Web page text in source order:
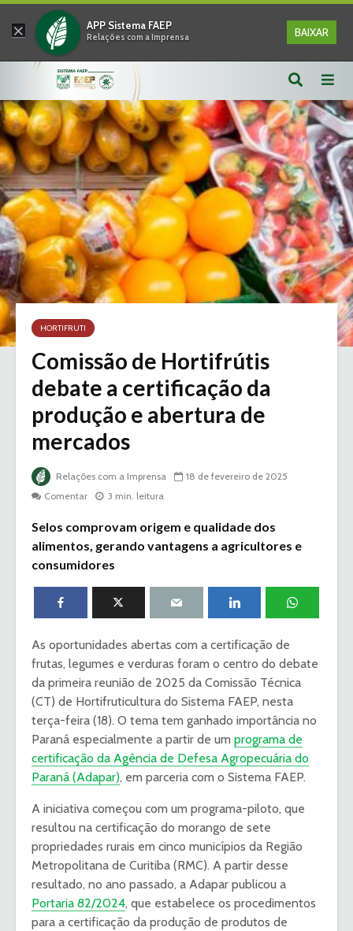
× APP Sistema FAEP
Relações com a Imprensa BAIXAR
HORTIFRUTI
Comissão de Hortifrútis
debate a certificação da
produção e abertura de
mercados
Relações com a Imprensa
18 de fevereiro de 2025
Comentar
3 min. leitura
Selos comprovam origem e qualidade dos
alimentos, gerando vantagens a agricultores e
consumidores
As oportunidades abertas com a certificação de
frutas, legumes e verduras foram o centro do debate
da primeira reunião de 2025 da Comissão Técnica
(CT) de Hortifruticultura do Sistema FAEP, nesta
terça-feira (18). O tema tem ganhado importância no
Paraná especialmente a partir de um programa de
certificação da Agência de Defesa Agropecuária do
Paraná (Adapar), em parceria com o Sistema FAEP.
A iniciativa começou com um programa-piloto, que
resultou na certificação do morango de sete
propriedades rurais em cinco municípios da Região
Metropolitana de Curitiba (RMC). A partir desse
resultado, no ano passado, a Adapar publicou a
Portaria 82/2024, que estabelece os procedimentos
para a certificação da produção de produtos de